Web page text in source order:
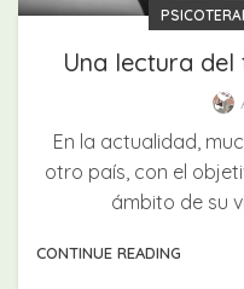
Una lectura
En la actualidad,
otro país, con el
ámbito de su
CONTINUE READING